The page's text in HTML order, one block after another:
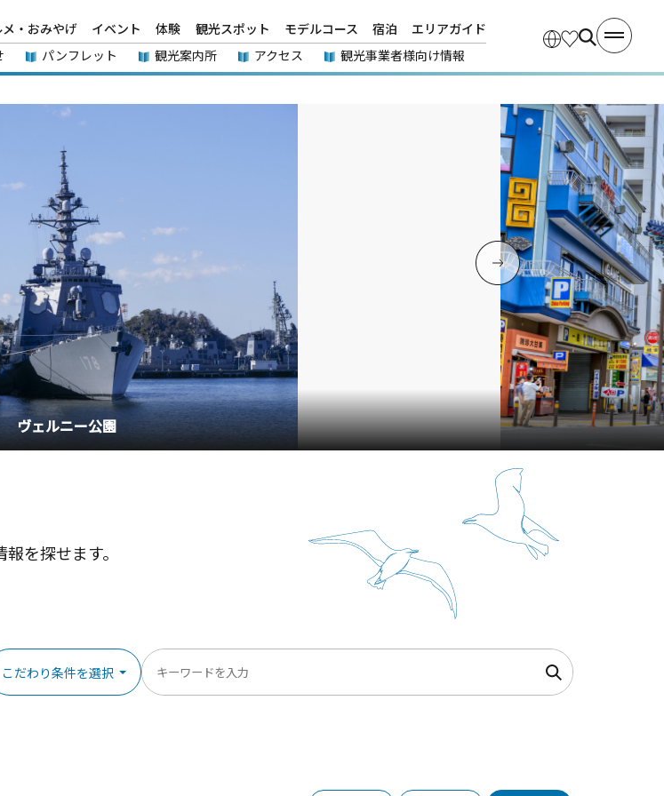
メ・おみやげ イベント 体験 観光スポット モデルコース 宿泊
エリアガイド
パンフレット 観光案内所 アクセス 観光事業者様向け情報
ヴェルニー公園
を探せます。
こだわり条件を選択